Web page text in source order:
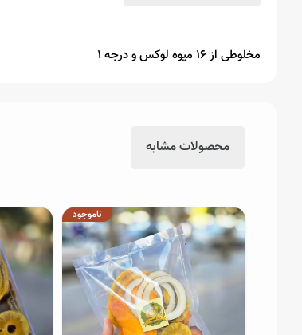
مخلوطی از 16 میوه لوکس و درجه 1
محصولات مشابه
ناموجود